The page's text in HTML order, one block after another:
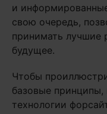
и
свою очередь,
принимать лучшие
будущее.
Чтобы
базовые
технологии